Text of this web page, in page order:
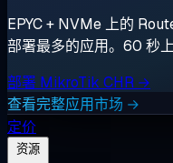
EPYC + NVMe 上的
部署最多的应用。60 秒上
部署 MikroTik CHR →
查看完整应用市场 →
定价